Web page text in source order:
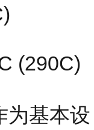
(290C)
为基本设